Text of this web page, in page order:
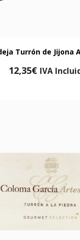
Turrón de Jijona
12,35€ IVA